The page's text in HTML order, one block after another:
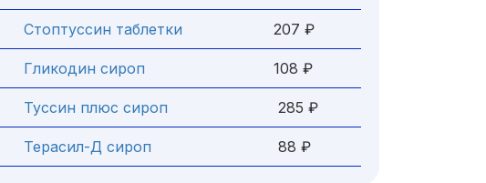
Стоптуссин таблетки 207 ₽
Гликодин сироп 108 ₽
Туссин плюс сироп 285 ₽
Терасил-Д сироп 88 ₽